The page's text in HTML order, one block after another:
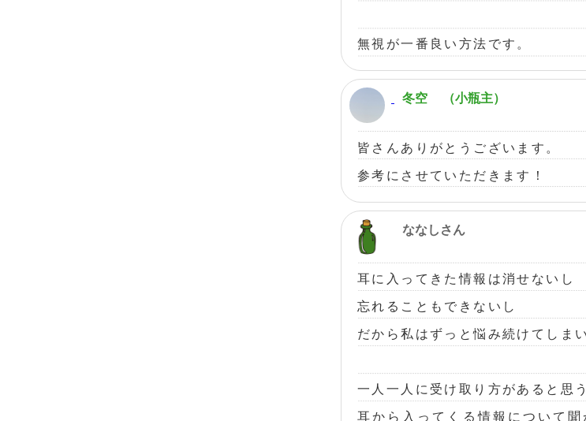
無視が一番良い方法です。
冬空 （小瓶主）
皆さんありがとうございます。
参考にさせていただきます！
ななしさん
耳に入ってきた情報は消せないし
忘れることもできないし
だから私はずっと悩み続けてしま
一人一人に受け取り方があると思
耳から入ってくる情報について聞